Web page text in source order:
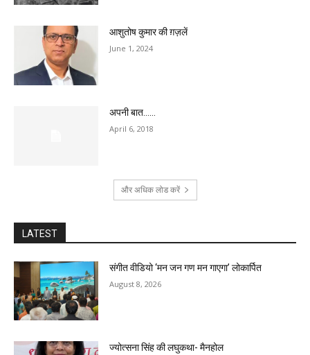
आशुतोष कुमार की ग़ज़लें
June 1, 2024
अपनी बात……
April 6, 2018
और अधिक लोड करें
LATEST
संगीत वीडियो ‘मन जन गण मन गाएगा’ लोकार्पित
August 8, 2026
ज्योत्सना सिंह की लघुकथा- मैनहोल